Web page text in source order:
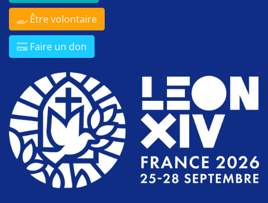
Être volontaire
Faire un don